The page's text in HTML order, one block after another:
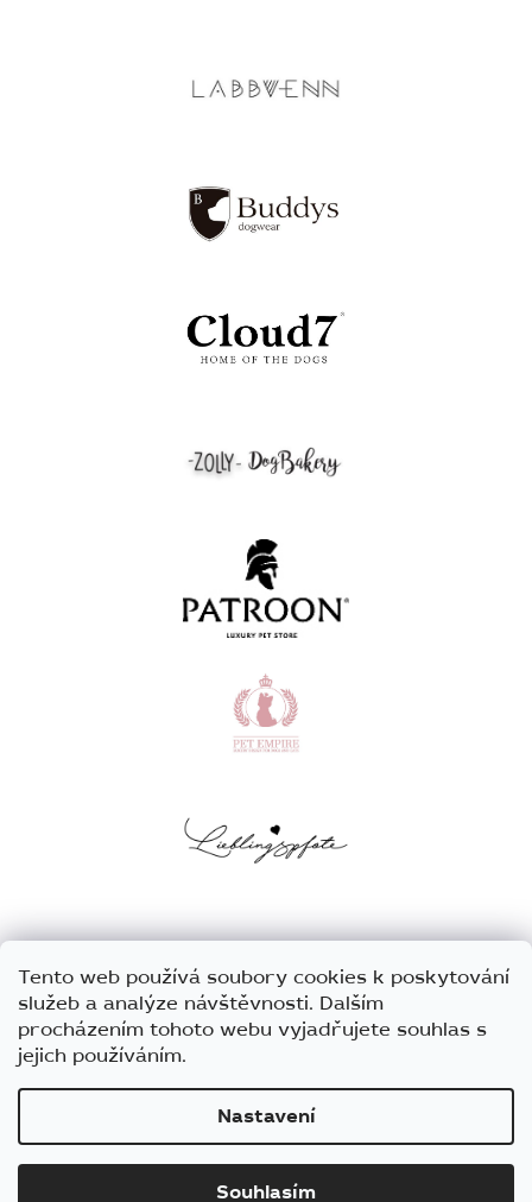
Tento web používá soubory cookies k poskytování
služeb a analýze návštěvnosti. Dalším
procházením tohoto webu vyjadřujete souhlas s
jejich používáním.
Nastavení
Souhlasím
Barnaby. Všechna práva vyhrazena.